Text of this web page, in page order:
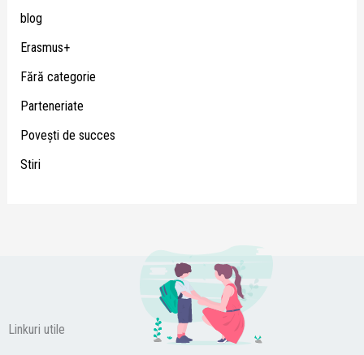
blog
Erasmus+
Fără categorie
Parteneriate
Poveşti de succes
Stiri
Linkuri utile